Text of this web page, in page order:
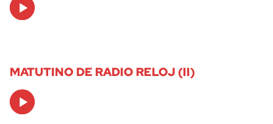
Player
MATUTINO DE RADIO RELOJ (II)
Audio
Player